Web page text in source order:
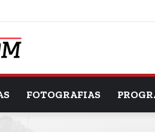
FOTOGRAFIAS